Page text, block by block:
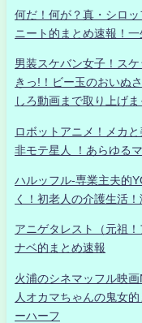
何だ！何が？真・シ
ニート的まとめ速報！
男装スケバン女子！ス
きっ!！ビー玉のおいぬ
しろ動画まで取り上げま
ロボットアニメ！メカ
非モテ星人 ！あらゆる
ハルッフル-専業主夫的
く！初老人の介護生活
アニゲタレスト（元祖
ナベ的まとめ速報
火浦のシネマッフル映
人オカマちゃんの鬼女
ーハーフ